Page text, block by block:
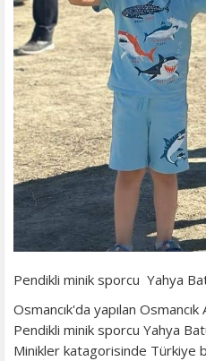
Pendikli minik sporcu Yahya
Osmancık'da yapılan Osmancık
Pendikli minik sporcu Yahya
Minikler katagorisinde Türkiye